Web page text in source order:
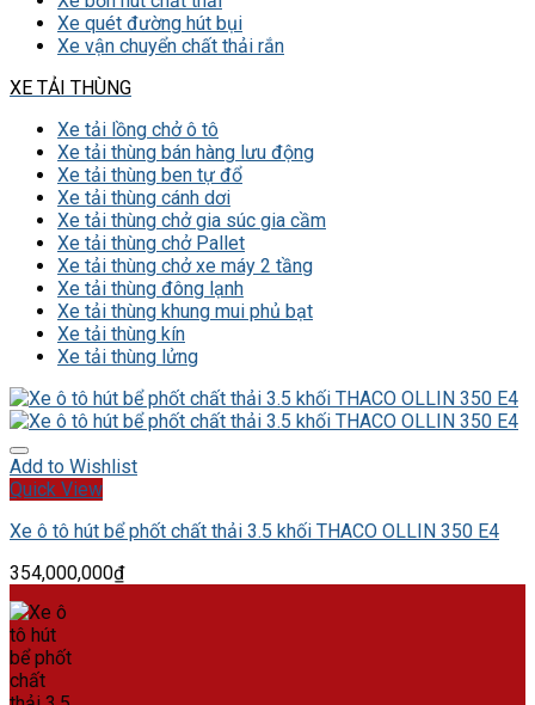
Xe quét đường hút bụi
Xe vận chuyển chất thải rắn
XE TẢI THÙNG
Xe tải lồng chở ô tô
Xe tải thùng bán hàng lưu động
Xe tải thùng ben tự đổ
Xe tải thùng cánh dơi
Xe tải thùng chở gia súc gia cầm
Xe tải thùng chở Pallet
Xe tải thùng chở xe máy 2 tầng
Xe tải thùng đông lạnh
Xe tải thùng khung mui phủ bạt
Xe tải thùng kín
Xe tải thùng lửng
Add to Wishlist
Quick View
Xe ô tô hút bể phốt chất thải 3.5 khối THACO OLLIN 350 E4
354,000,000₫